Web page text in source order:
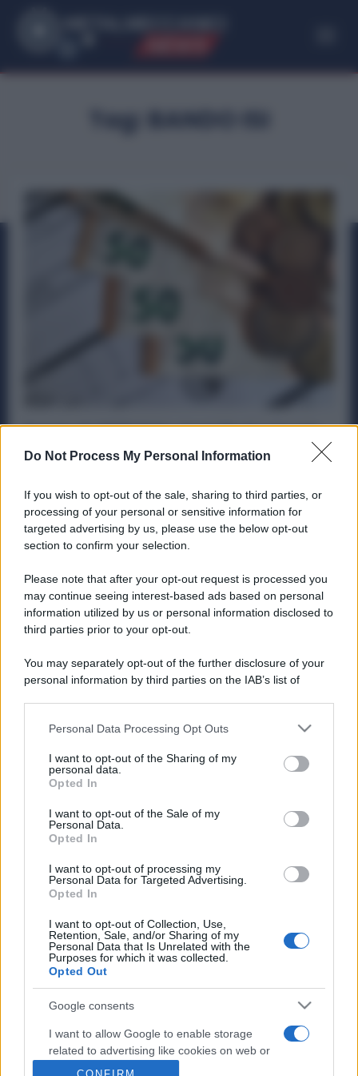
Do Not Process My Personal Information
If you wish to opt-out of the sale, sharing to third parties, or
processing of your personal or sensitive information for
targeted advertising by us, please use the below opt-out
section to confirm your selection.
Please note that after your opt-out request is processed you
may continue seeing interest-based ads based on personal
information utilized by us or personal information disclosed to
third parties prior to your opt-out.
You may separately opt-out of the further disclosure of your
personal information by third parties on the IAB’s list of
This information may also be disclosed by us to third parties
disclose it to other third parties.
Please note that this website/app uses one or more Google
services and may gather and store information including but
not limited to your visit or usage behaviour. You may click to
grant or deny consent to Google and its third-party tags to
consent section.
Personal Data Processing Opt Outs
I want to opt-out of the Sharing of my
personal data.
Opted In
I want to opt-out of the Sale of my
Personal Data.
Opted In
I want to opt-out of processing my
Personal Data for Targeted Advertising.
Opted In
I want to opt-out of Collection, Use,
Retention, Sale, and/or Sharing of my
Personal Data that Is Unrelated with the
Purposes for which it was collected.
Opted Out
Google consents
I want to allow Google to enable storage
related to advertising like cookies on web or
device identifiers in apps.
CONFIRM
Tag: BANDO ISI
Bando ISI 2026 INAIL: Contributi a Fondo
Perduto fino a 130.000 € per la Sicurezza
È stato pubblicato sul sito di INAIL il Bando ISI 2026,
l’avviso pubblico che mette a disposizione delle imprese
contributi a fondo perduto...
METALMECCANICI
ABOUT US CONTACT CAREERS PRIVACY POLICY
della Metalmeccanica, Installazione di Impianti, Automotive e
Componentistica. Nel sito é presente una sezione specifica
con le Offerte di Lavoro dedicate alle professionalità della
filiera. Metalmeccanici News non è una testata giornalistica, in
quanto viene aggiornato senza alcuna periodicità. Non può
pertanto considerarsi un prodotto editoriale ai sensi della legge
Metalmeccanici News è di proprietà di Nevera Editore s.r.l. via
Tiburtina, 5 - 00185 Roma